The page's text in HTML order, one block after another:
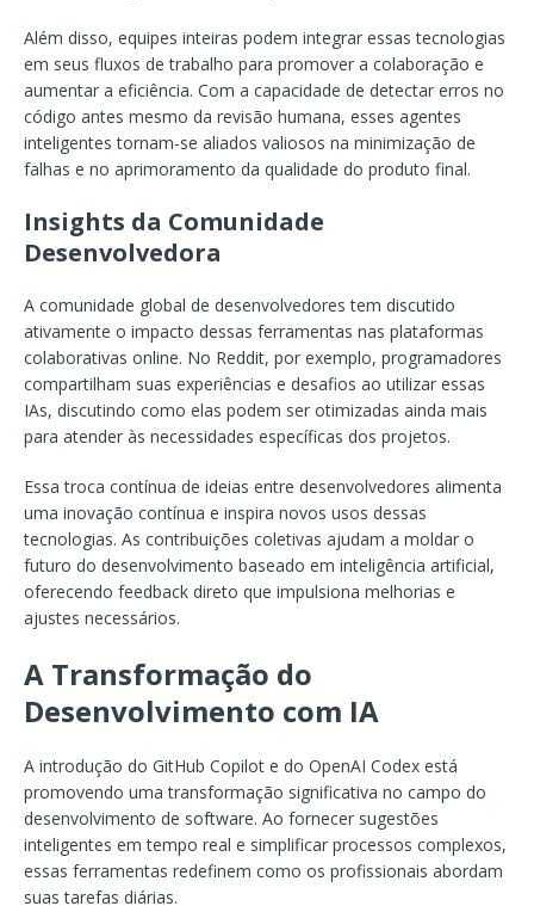
Além disso, equipes inteiras podem integrar essas tecnologias
em seus fluxos de trabalho para promover a colaboração e
aumentar a eficiência. Com a capacidade de detectar erros no
código antes mesmo da revisão humana, esses agentes
inteligentes tornam-se aliados valiosos na minimização de
falhas e no aprimoramento da qualidade do produto final.
Insights da Comunidade
Desenvolvedora
A comunidade global de desenvolvedores tem discutido
ativamente o impacto dessas ferramentas nas plataformas
colaborativas online. No Reddit, por exemplo, programadores
compartilham suas experiências e desafios ao utilizar essas
IAs, discutindo como elas podem ser otimizadas ainda mais
para atender às necessidades específicas dos projetos.
Essa troca contínua de ideias entre desenvolvedores alimenta
uma inovação contínua e inspira novos usos dessas
tecnologias. As contribuições coletivas ajudam a moldar o
futuro do desenvolvimento baseado em inteligência artificial,
oferecendo feedback direto que impulsiona melhorias e
ajustes necessários.
A Transformação do
Desenvolvimento com IA
A introdução do GitHub Copilot e do OpenAI Codex está
promovendo uma transformação significativa no campo do
desenvolvimento de software. Ao fornecer sugestões
inteligentes em tempo real e simplificar processos complexos,
essas ferramentas redefinem como os profissionais abordam
suas tarefas diárias.